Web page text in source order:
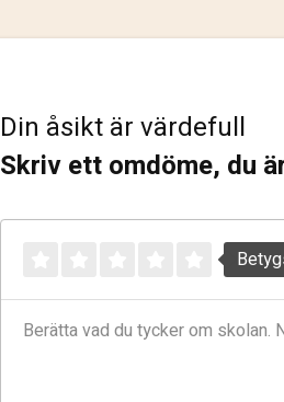
Din åsikt är värdefull
Skriv ett omdöme, du